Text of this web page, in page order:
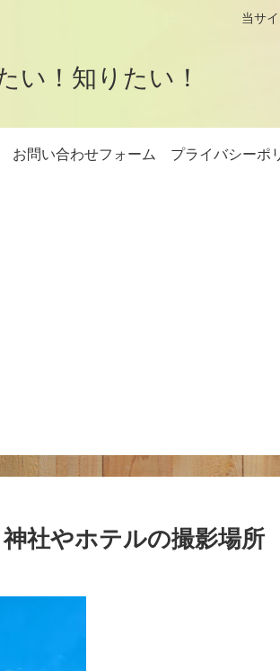
イトはアフィリエイト
い！知りたい！
お問い合わせフォーム プライバシーポ
社やホテルの撮影場所